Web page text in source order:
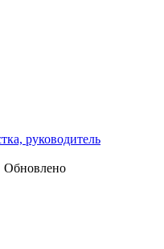
руководитель
Обновлено